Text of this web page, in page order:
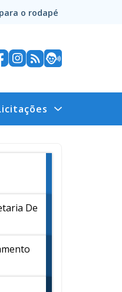
o rodapé
De